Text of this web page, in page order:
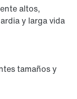
altos,
y larga vida
tamaños y